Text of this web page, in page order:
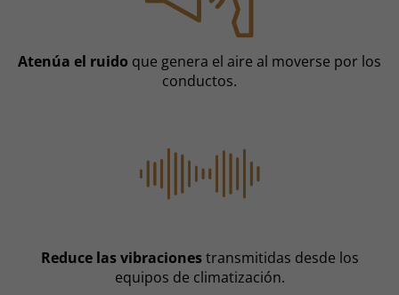
Atenúa el ruido que genera el aire al moverse por los
conductos.
Reduce las vibracionestransmitidas desde los
equipos de climatización.